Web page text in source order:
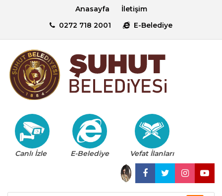
Anasayfa
İletişim
0272 718 2001
E-Belediye
Canlı İzle E-Belediye Vefat İlanları